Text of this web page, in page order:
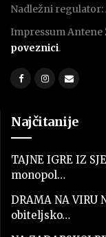
Nadležni
Impressum Antene
poveznici.
Najčitanije
TAJNE IGRE IZ
monopol…
DRAMA NA
obiteljsko…